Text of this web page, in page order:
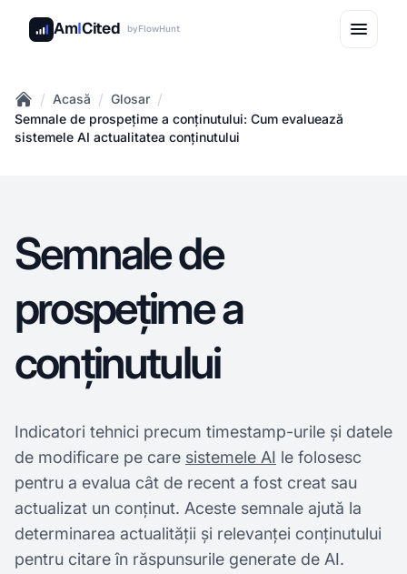
AmICited byFlowHunt
Home
/ Acasă / Glosar /
Semnale de prospețime a conținutului: Cum evaluează
sistemele AI actualitatea conținutului
Semnale de
prospețime a
conținutului
Indicatori tehnici precum timestamp-urile și datele
de modificare pe care sistemele AI le folosesc
pentru a evalua cât de recent a fost creat sau
actualizat un conținut. Aceste semnale ajută la
determinarea actualității și relevanței conținutului
pentru citare în răspunsurile generate de AI.